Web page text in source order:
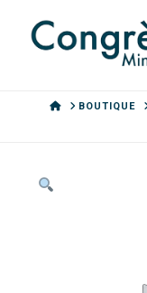
HOMEBOUTIQUE